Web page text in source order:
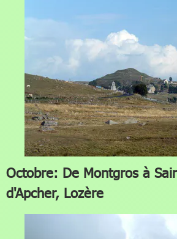
Octobre: De Montgros à
d'Apcher, Lozère